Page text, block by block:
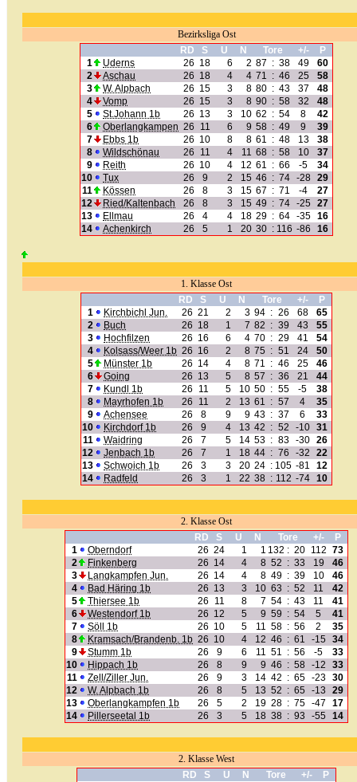
Bezirksliga Ost
RD
S U N Tore +/-
P
1
Uderns 26 18 6 2 87 : 38 49
60
2
Aschau 26 18 4 4 71 : 46 25
58
3
W. Alpbach 26 15 3 8 80 : 43 37
48
4
Vomp 26 15 3 8 90 : 58 32
48
5
St.Johann 1b 26 13 3 10 62 : 54 8
42
6
Oberlangkampen 26 11 6 9 58 : 49 9
39
7
Ebbs 1b 26 10 8 8 61 : 48 13
38
8
Wildschönau 26 11 4 11 68 : 58 10
37
9
Reith 26 10 4 12 61 : 66 -5
34
10
Tux 26 9 2 15 46 : 74 -28
29
11
Kössen 26 8 3 15 67 : 71 -4
27
12
Ried/Kaltenbach 26 8 3 15 49 : 74 -25
27
13
Ellmau 26 4 4 18 29 : 64 -35
16
14
Achenkirch 26 5 1 20 30 : 116 -86 16
1. Klasse Ost
RD
S U N Tore +/-
P
1
Kirchbichl Jun. 26 21 2 3 94 : 26 68
65
2
Buch 26 18 1 7 82 : 39 43
55
3
Hochfilzen 26 16 6 4 70 : 29 41
54
4
Kolsass/Weer 1b 26 16 2 8 75 : 51 24
50
5
Münster 1b 26 14 4 8 71 : 46 25
46
6
Going 26 13 5 8 57 : 36 21
44
7
Kundl 1b 26 11 5 10 50 : 55 -5
38
8
Mayrhofen 1b 26 11 2 13 61 : 57 4
35
9
Achensee 26 8 9 9 43 : 37 6
33
10
Kirchdorf 1b 26 9 4 13 42 : 52 -10
31
11
Waidring 26 7 5 14 53 : 83 -30
26
12
Jenbach 1b 26 7 1 18 44 : 76 -32
22
13
Schwoich 1b 26 3 3 20 24 : 105 -81
12
14
Radfeld 26 3 1 22 38 : 112 -74 10
2. Klasse Ost
RD
S U N Tore +/-
P
1
Oberndorf 26 24 1 1 132 : 20 112 73
2
Finkenberg 26 14 4 8 52 : 33 19
46
3
Langkampfen Jun. 26 14 4 8 49 : 39 10
46
4
Bad Häring 1b 26 13 3 10 63 : 52 11
42
5
Thiersee 1b 26 11 8 7 54 : 43 11
41
6
Westendorf 1b 26 12 5 9 59 : 54 5
41
7
Söll 1b 26 10 5 11 58 : 56 2
35
8
Kramsach/Brandenb. 1b 26 10 4 12 46 : 61 -15
34
9
Stumm 1b 26 9 6 11 51 : 56 -5
33
10
Hippach 1b 26 8 9 9 46 : 58 -12
33
11
Zell/Ziller Jun. 26 9 3 14 42 : 65 -23
30
12
W. Alpbach 1b 26 8 5 13 52 : 65 -13
29
13
Oberlangkampfen 1b 26 5 2 19 28 : 75 -47
17
14
Pillerseetal 1b 26 3 5 18 38 : 93 -55 14
2. Klasse West
RD
S U N Tore +/-
P